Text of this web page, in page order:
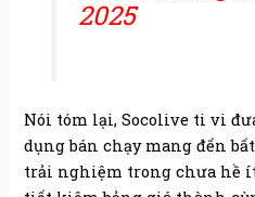
2025
Nói tóm lại, Socolive ti vi
dụng bán chạy mang đến
trải nghiệm trong chưa hề